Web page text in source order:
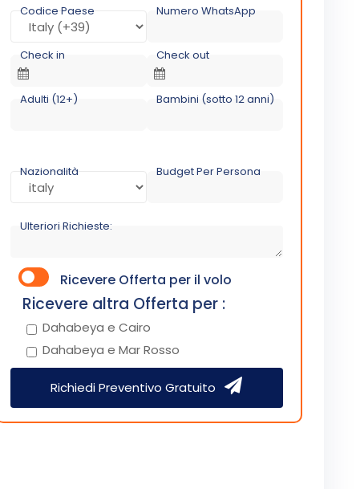
Codice Paese Numero WhatsApp
Check in Check out
Adulti (12+) Bambini (sotto 12 anni)
Nazionalità Budget Per Persona
Ulteriori Richieste:
Ricevere Offerta per il volo
Ricevere altra Offerta per :
Dahabeya e Cairo
Dahabeya e Mar Rosso
Richiedi Preventivo Gratuito